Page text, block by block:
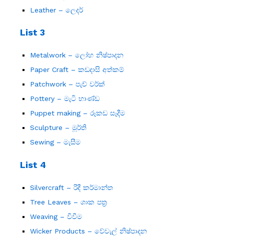
Leather – ලෙදර්
List 3
Metalwork – ලෝහ නිෂ්පාදන
Paper Craft – කඩදාසි අත්කම්
Patchwork – පැච් වර්ක්
Pottery – මැටි භාණ්ඩ
Puppet making – රූකඩ සෑදීම
Sculpture – මූර්ති
Sewing – මැසීම
List 4
Silvercraft – රිදී කර්මාන්ත
Tree Leaves – ශාක පත්‍ර
Weaving – විවීම
Wicker Products – වේවැල් නිෂ්පාදන